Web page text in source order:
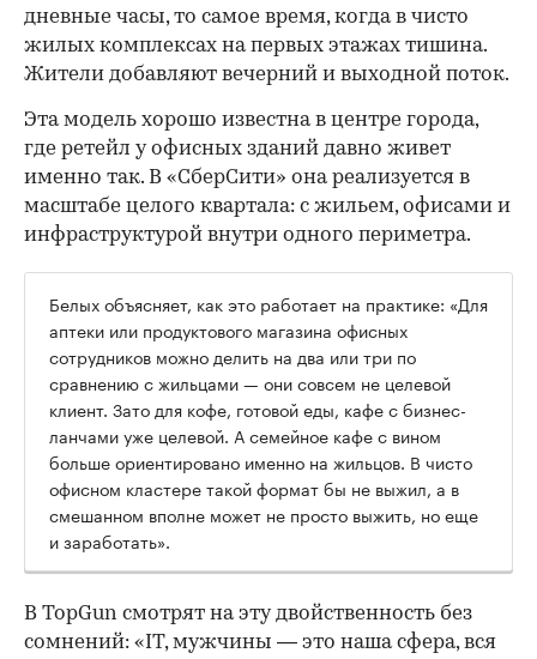
дневные часы, то самое время, когда в чисто
жилых комплексах на первых этажах тишина.
Жители добавляют вечерний и выходной поток.
Эта модель хорошо известна в центре города,
где ретейл у офисных зданий давно живет
именно так. В «СберСити» она реализуется в
масштабе целого квартала: с жильем, офисами и
инфраструктурой внутри одного периметра.
Белых объясняет, как это работает на практике: «Для
аптеки или продуктового магазина офисных
сотрудников можно делить на два или три по
сравнению с жильцами — они совсем не целевой
клиент. Зато для кофе, готовой еды, кафе с бизнес-
ланчами уже целевой. А семейное кафе с вином
больше ориентировано именно на жильцов. В чисто
офисном кластере такой формат бы не выжил, а в
смешанном вполне может не просто выжить, но еще
и заработать».
В TopGun смотрят на эту двойственность без
сомнений: «IT, мужчины — это наша сфера, вся